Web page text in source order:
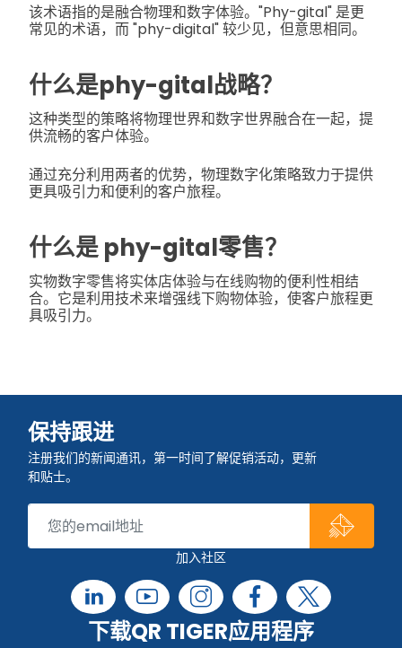
该术语指的是融合物理和数字体验。"Phy-gital" 是更
常见的术语，而 "phy-digital" 较少见，但意思相同。
什么是phy-gital战略？
这种类型的策略将物理世界和数字世界融合在一起，提
供流畅的客户体验。
通过充分利用两者的优势，物理数字化策略致力于提供
更具吸引力和便利的客户旅程。
什么是 phy-gital零售？
实物数字零售将实体店体验与在线购物的便利性相结
合。它是利用技术来增强线下购物体验，使客户旅程更
具吸引力。
保持跟进
注册我们的新闻通讯，第一时间了解促销活动，更新
和贴士。
加入社区
下载QR TIGER应用程序